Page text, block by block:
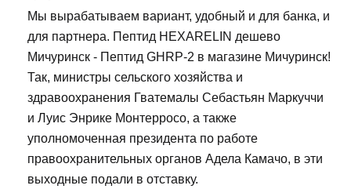
Мы вырабатываем вариант, удобный и для банка, и
для партнера. Пептид HEXARELIN дешево
Мичуринск - Пептид GHRP-2 в магазине Мичуринск!
Так, министры сельского хозяйства и
здравоохранения Гватемалы Себастьян Маркуччи
и Луис Энрике Монтерросо, а также
уполномоченная президента по работе
правоохранительных органов Адела Камачо, в эти
выходные подали в отставку.